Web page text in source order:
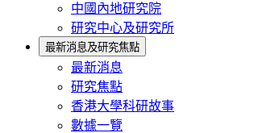
中國內地研究院
研究中心及研究所
最新消息及研究焦點
最新消息
研究焦點
香港大學科研故事
數據一覽